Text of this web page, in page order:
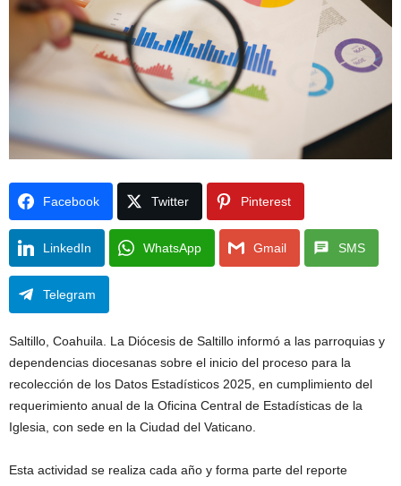
Facebook Twitter Pinterest
LinkedIn WhatsApp Gmail SMS
Telegram
Saltillo, Coahuila. La Diócesis de Saltillo informó a las parroquias y
dependencias diocesanas sobre el inicio del proceso para la
recolección de los Datos Estadísticos 2025, en cumplimiento del
requerimiento anual de la Oficina Central de Estadísticas de la
Iglesia, con sede en la Ciudad del Vaticano.
Esta actividad se realiza cada año y forma parte del reporte